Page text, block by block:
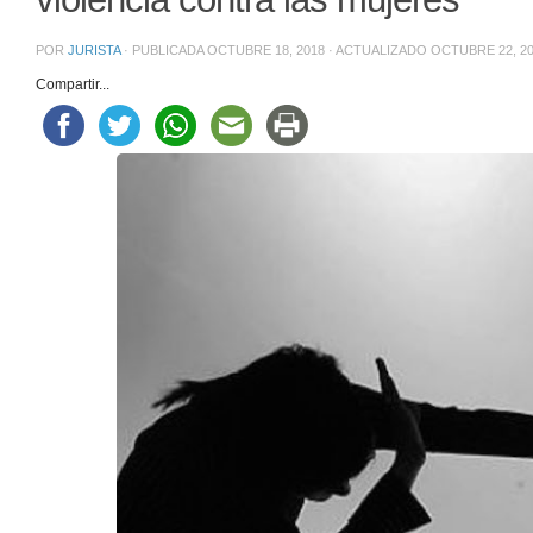
POR JURISTA · PUBLICADAOCTUBRE 18, 2018 · ACTUALIZADO OCTUBRE 22,
Compartir...